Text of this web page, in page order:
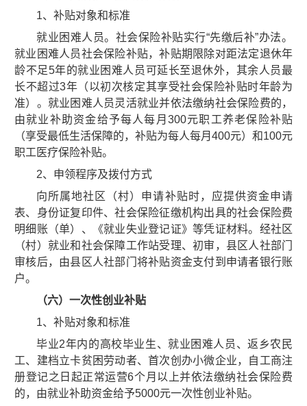
1、补贴对象和标准
就业困难人员。社会保险补贴实行“先缴后补”办法。
就业困难人员社会保险补贴，补贴期限除对距法定退休年
龄不足5年的就业困难人员可延长至退休外，其余人员最
长不超过3年（以初次核定其享受社会保险补贴时年龄为
准）。就业困难人员灵活就业并依法缴纳社会保险费的，
由就业补助资金给予每人每月300元职工养老保险补贴
（享受最低生活保障的，补贴为每人每月400元）和100元
职工医疗保险补贴。
2、申领程序及拨付方式
向所属地社区（村）申请补贴时，应提供资金申请
表、身份证复印件、社会保险征缴机构出具的社会保险费
明细账（单）、《就业失业登记证》等凭证材料。经社区
（村）就业和社会保障工作站受理、初审，县区人社部门
审核后，由县区人社部门将补贴资金支付到申请者银行账
户。
（六）一次性创业补贴
1、补贴对象和标准
毕业2年内的高校毕业生、就业困难人员、返乡农民
工、建档立卡贫困劳动者、首次创办小微企业，自工商注
册登记之日起正常运营6个月以上并依法缴纳社会保险费
的，由就业补助资金给予5000元一次性创业补贴。